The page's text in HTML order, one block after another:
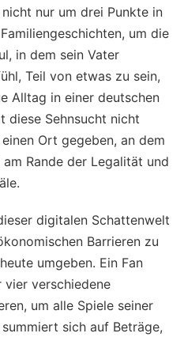
nur um drei Punkte in
um die
in dem sein Vater
Teil von etwas zu sein,
Alltag in einer deutschen
diese Sehnsucht nicht
Ort gegeben, an dem
Rande der Legalität und
digitalen Schattenwelt
Barrieren zu
umgeben. Ein Fan
verschiedene
um alle Spiele seiner
sich auf Beträge,